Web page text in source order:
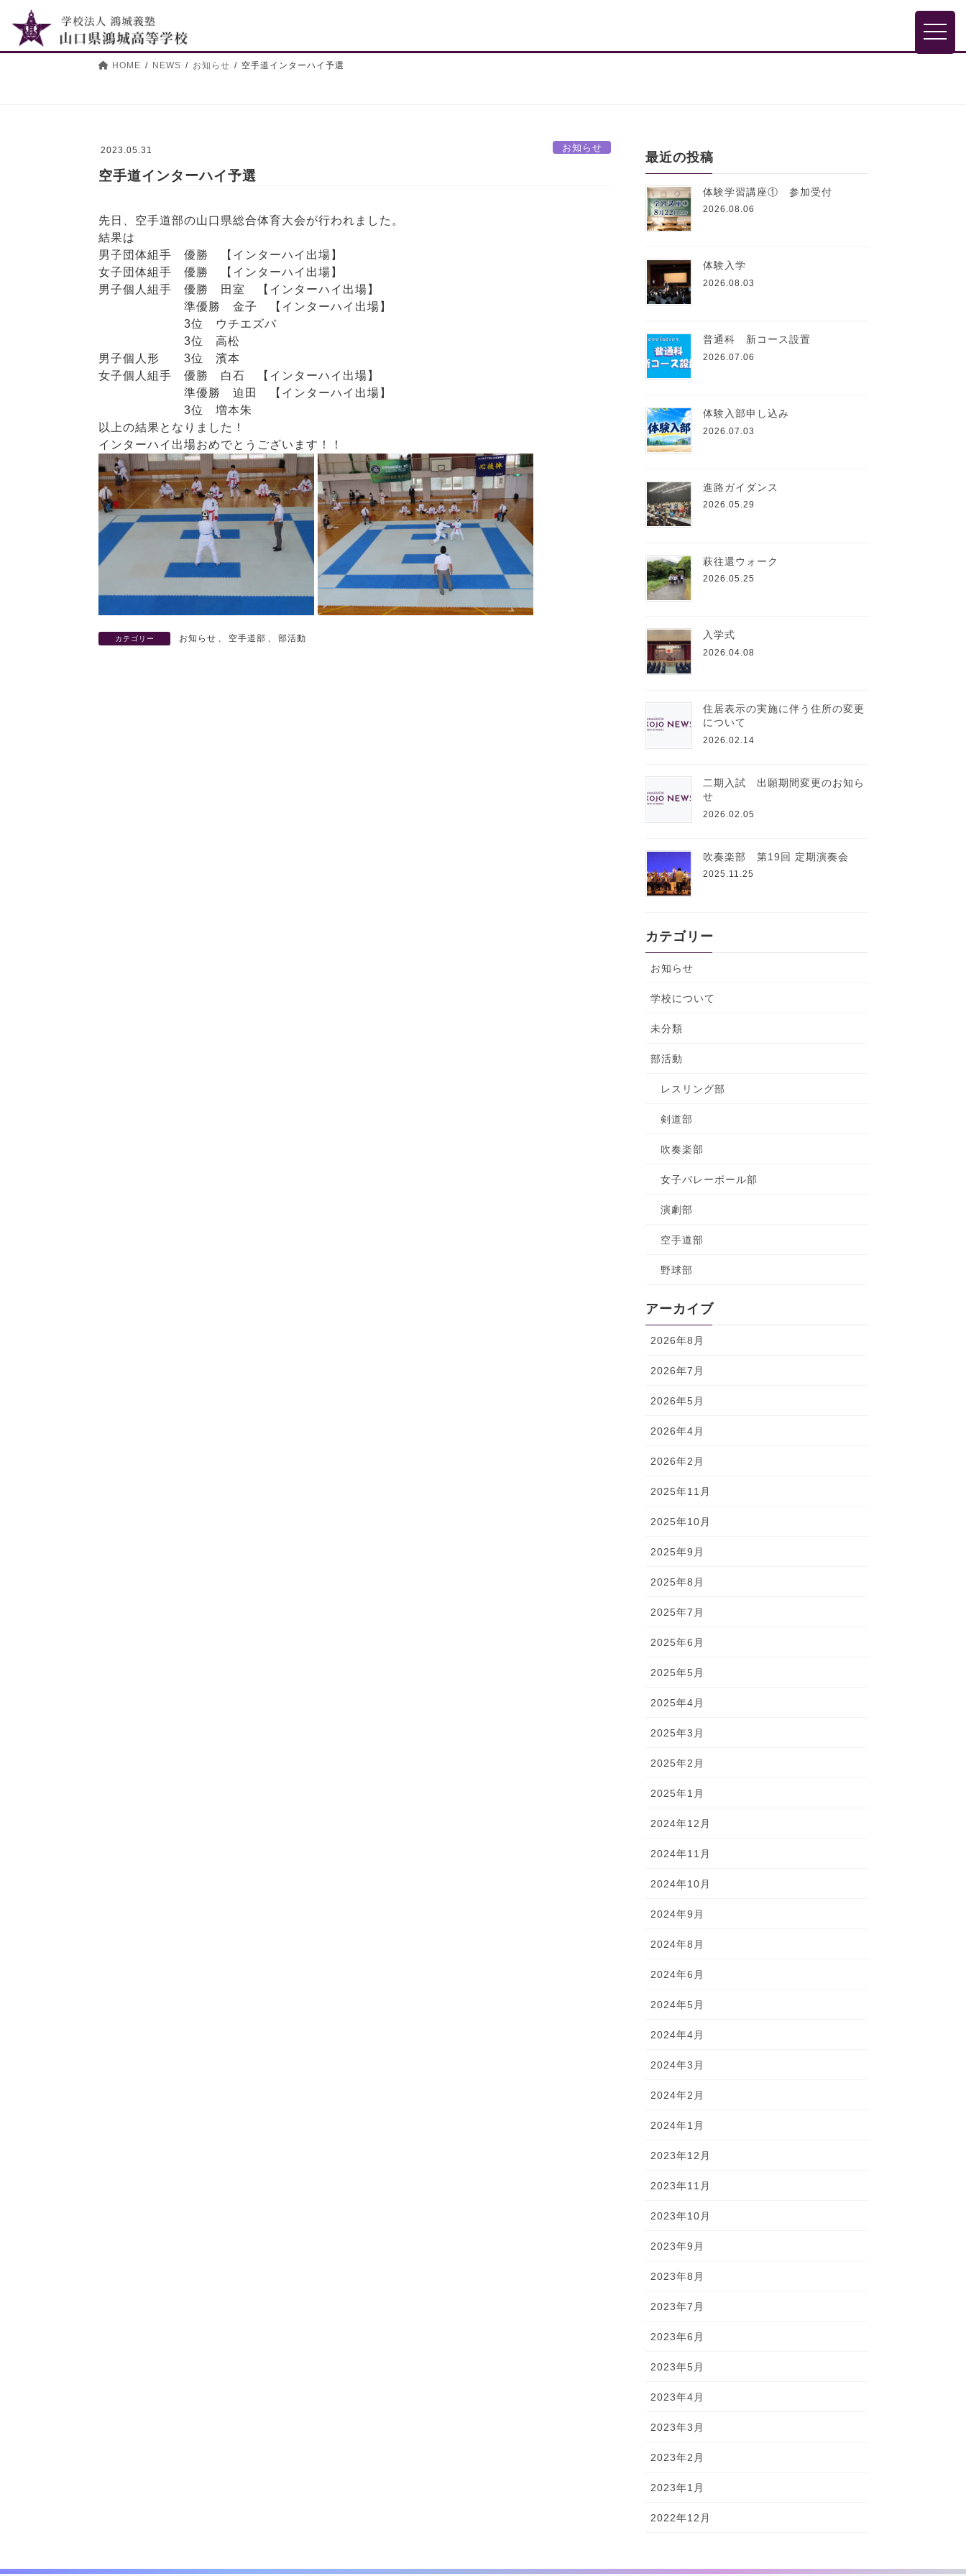
HOME NEWS お知らせ 空手道インターハイ予選
2023.05.31 お知らせ
空手道インターハイ予選
先日、空手道部の山口県総合体育大会が行われました。
結果は
男子団体組手 優勝 【インターハイ出場】
女子団体組手 優勝 【インターハイ出場】
男子個人組手 優勝 田室 【インターハイ出場】
準優勝 金子 【インターハイ出場】
3位 ウチエズバ
3位 高松
男子個人形 3位 濱本
女子個人組手 優勝 白石 【インターハイ出場】
準優勝 迫田 【インターハイ出場】
3位 増本朱
以上の結果となりました！
インターハイ出場おめでとうございます！！
カテゴリー お知らせ 空手道部 部活動
最近の投稿
体験学習講座① 参加受付
2026.08.06
体験入学
2026.08.03
普通科 新コース設置
2026.07.06
体験入部申し込み
2026.07.03
進路ガイダンス
2026.05.29
萩往還ウォーク
2026.05.25
入学式
2026.04.08
住居表示の実施に伴う住所の変更
について
2026.02.14
二期入試 出願期間変更のお知ら
せ
2026.02.05
吹奏楽部 第19回 定期演奏会
2025.11.25
カテゴリー
お知らせ
学校について
未分類
部活動
レスリング部
剣道部
吹奏楽部
女子バレーボール部
演劇部
空手道部
野球部
アーカイブ
2026年8月
2026年7月
2026年5月
2026年4月
2026年2月
2025年11月
2025年10月
2025年9月
2025年8月
2025年7月
2025年6月
2025年5月
2025年4月
2025年3月
2025年2月
2025年1月
2024年12月
2024年11月
2024年10月
2024年9月
2024年8月
2024年6月
2024年5月
2024年4月
2024年3月
2024年2月
2024年1月
2023年12月
2023年11月
2023年10月
2023年9月
2023年8月
2023年7月
2023年6月
2023年5月
2023年4月
2023年3月
2023年2月
2023年1月
2022年12月